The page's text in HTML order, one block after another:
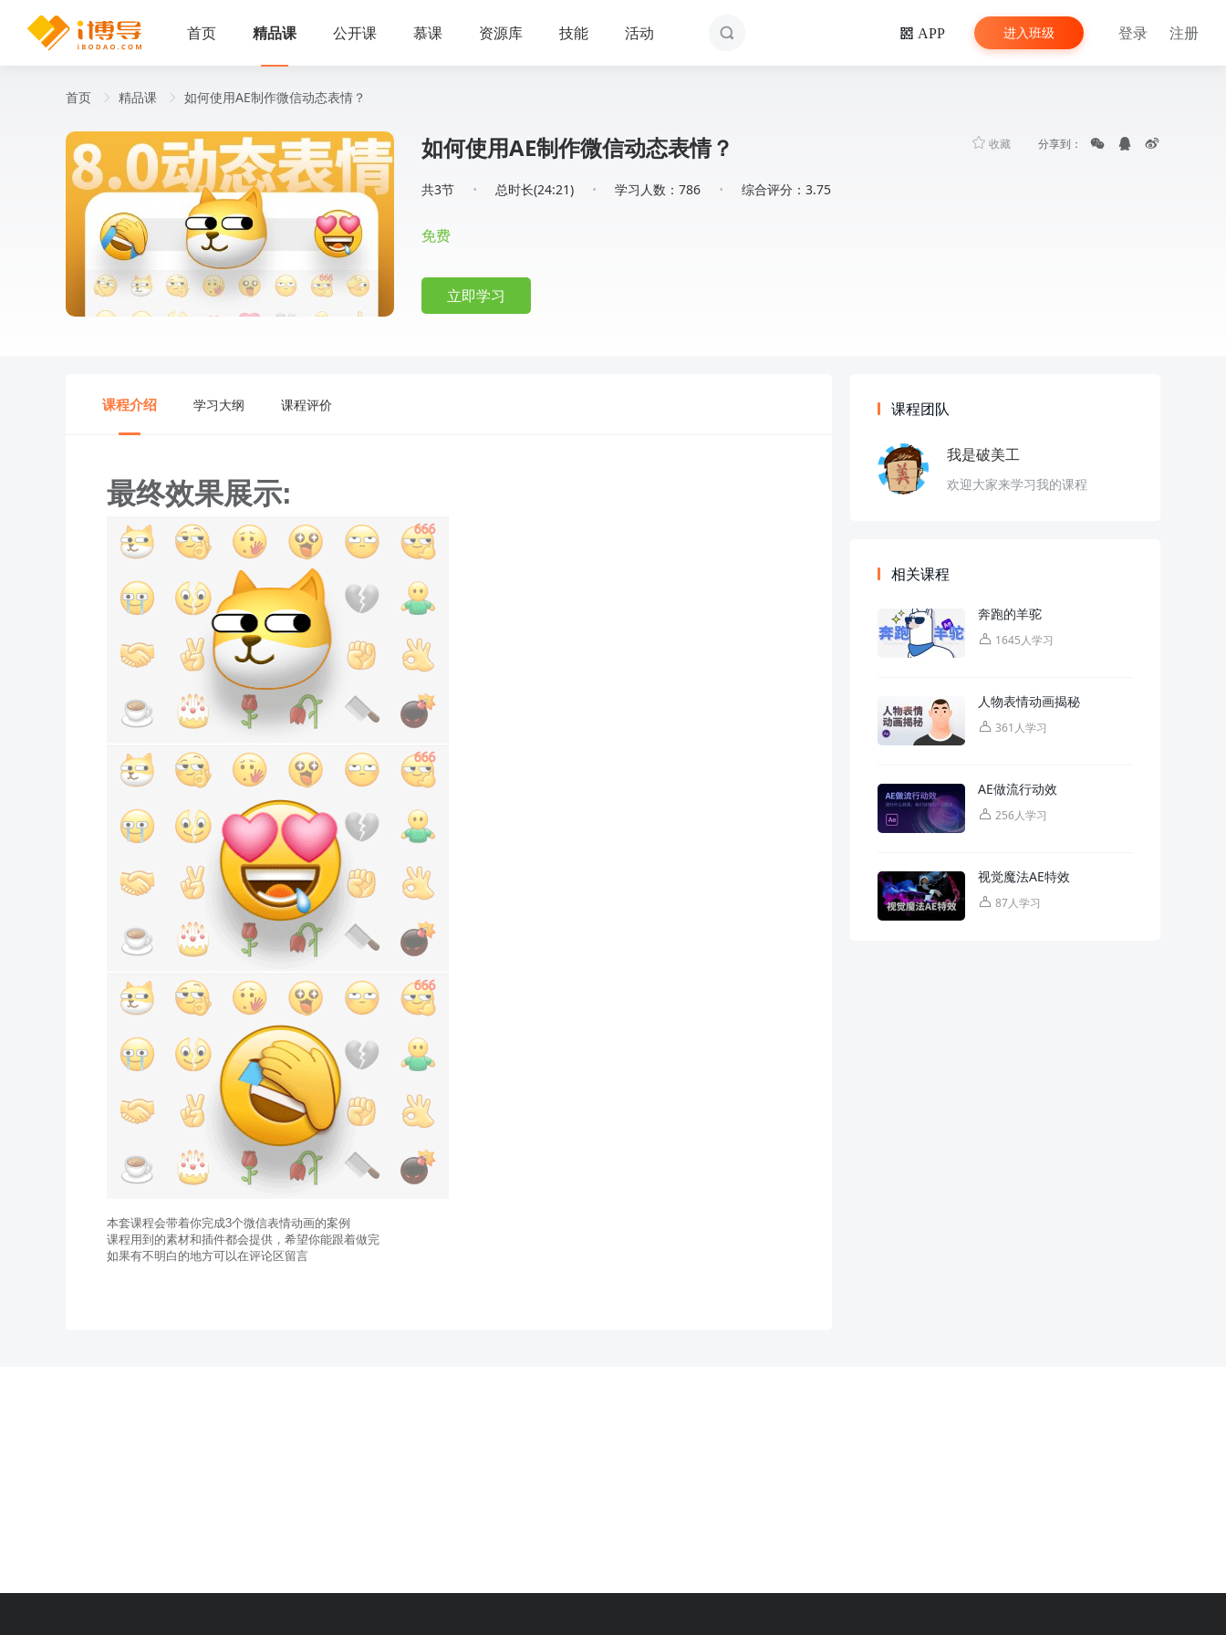
首页 精品课 公开课 慕课 资源库 技能 活动 APP 进入班级 登录 注册
首页 精品课 如何使用AE制作微信动态表情？
如何使用AE制作微信动态表情？
共3节 · 总时长(24:21) · 学习人数：786 · 综合评分：3.75
免费
立即学习
收藏 分享到：
课程介绍 学习大纲 课程评价
最终效果展示:
本套课程会带着你完成3个微信表情动画的案例
课程用到的素材和插件都会提供，希望你能跟着做完
如果有不明白的地方可以在评论区留言
课程团队
我是破美工
欢迎大家来学习我的课程
相关课程
奔跑的羊驼
1645人学习
人物表情动画揭秘
361人学习
AE做流行动效
256人学习
视觉魔法AE特效
87人学习